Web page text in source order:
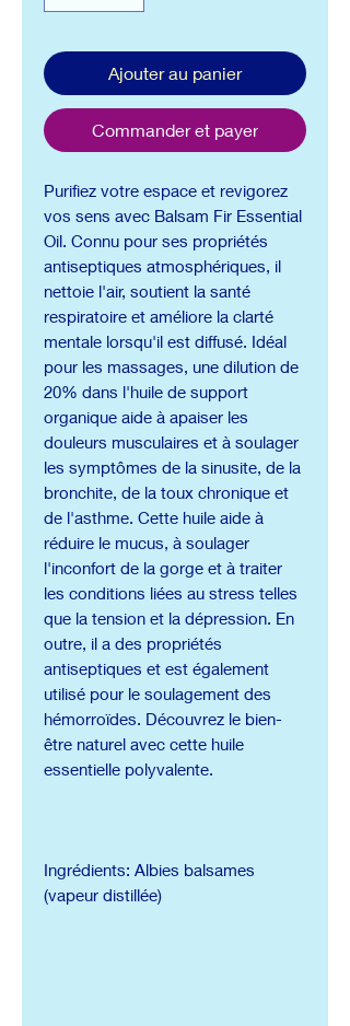
Ajouter au panier
Commander et payer
Purifiez votre espace et revigorez
vos sens avec Balsam Fir Essential
Oil. Connu pour ses propriétés
antiseptiques atmosphériques, il
nettoie l'air, soutient la santé
respiratoire et améliore la clarté
mentale lorsqu'il est diffusé. Idéal
pour les massages, une dilution de
20% dans l'huile de support
organique aide à apaiser les
douleurs musculaires et à soulager
les symptômes de la sinusite, de la
bronchite, de la toux chronique et
de l'asthme. Cette huile aide à
réduire le mucus, à soulager
l'inconfort de la gorge et à traiter
les conditions liées au stress telles
que la tension et la dépression. En
outre, il a des propriétés
antiseptiques et est également
utilisé pour le soulagement des
hémorroïdes. Découvrez le bien-
être naturel avec cette huile
essentielle polyvalente.
Ingrédients: Albies balsames
(vapeur distillée)